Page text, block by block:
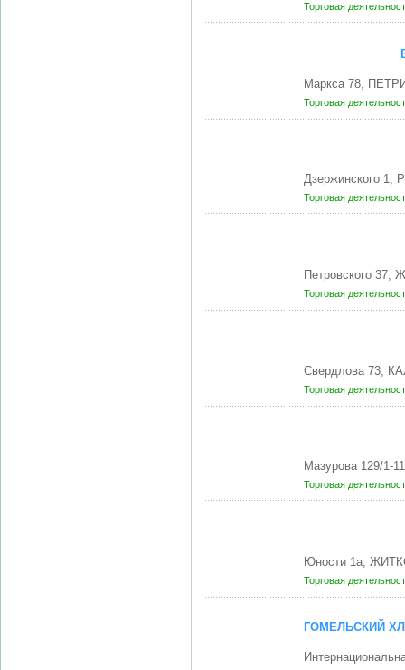
Торговая
Маркса 78,
Торговая
Дзержинского 1,
Торговая
Петровского 37,
Торговая
Свердлова 73,
Торговая
Мазурова 129/1-
Торговая
Юности 1а,
Торговая
ГОМЕЛЬСКИЙ